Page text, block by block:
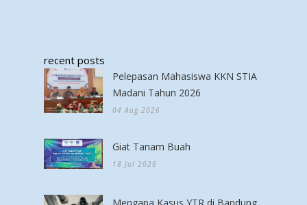
recent posts
Pelepasan Mahasiswa KKN STIA
Madani Tahun 2026
04 Aug 2026
Giat Tanam Buah
18 Jul 2026